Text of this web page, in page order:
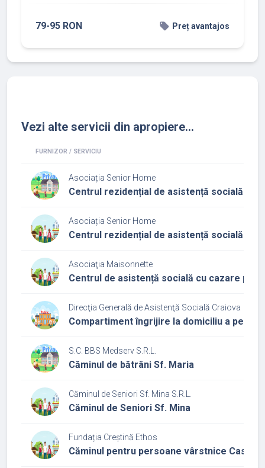
79-95 RON local_offer Preț avantajos
Vezi alte servicii din apropiere...
FURNIZOR / SERVICIU
Asociația Senior Home
Centrul rezidențial de asistență socială cu
Asociația Senior Home
Centrul rezidențial de asistență socială cu
Asociaţia Maisonnette
Centrul de asistență socială cu cazare
Direcţia Generală de Asistenţă Socială Craiova
Compartiment îngrijire la domiciliu a
S.C. BBS Medserv S.R.L.
Căminul de bătrâni Sf. Maria
Căminul de Seniori Sf. Mina S.R.L.
Căminul de Seniori Sf. Mina
Fundația Creștină Ethos
Căminul pentru persoane vârstnice Casa